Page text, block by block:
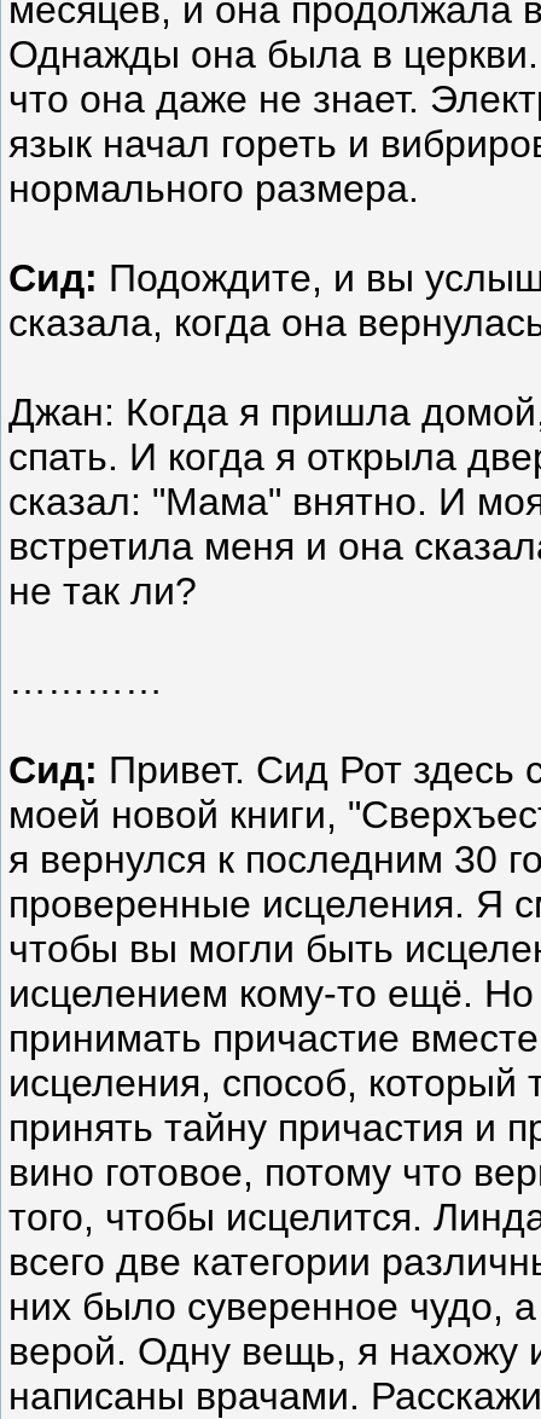
месяцев, и она продолжала
Однажды она была в
что она даже не знает.
язык начал гореть и
нормального размера.
Сид: Подождите, и вы
сказала, когда она
Джан: Когда я пришла
спать. И когда я открыла
сказал: "Мама" внятно. И
встретила меня и она
не так ли?
…………
Сид: Привет. Сид Рот
моей новой книги,
я вернулся к последним 30
проверенные исцеления. Я
чтобы вы могли быть
исцелением кому-то ещё.
принимать причастие
исцеления, способ,
принять тайну причастия и
вино готовое, потому что
того, чтобы исцелится.
всего две категории
них было суверенное чудо,
верой. Одну вещь, я нахожу
написаны врачами.